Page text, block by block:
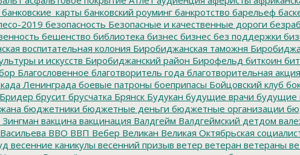
банковские_карты банковский роуминг банкротство барельеф
2019 безопасность Безопасные и качественные дороги
бешенство библиотека бизнес бизнес без поддержки
воспитательная колония Биробиджанская таможня
и искусств Биробиджанский район Бирофельд биткоин
Благословенное благотворитель года благотворительная акция
Ленинграда боевые патроны боеприпасы Бойцовский клуб
Бридер брусит брусчатка Брянск Будукан будущие врачи будущие
бюджетники бюджетные деньги бюджетные организации
вакцина вакцинация Валдгейм Валдгеймский детдом
Васильева ВВО ВВП Вебер Великан Великая Октябрьская
весенние каникулы весенний призыв ветер ветеран ветераны